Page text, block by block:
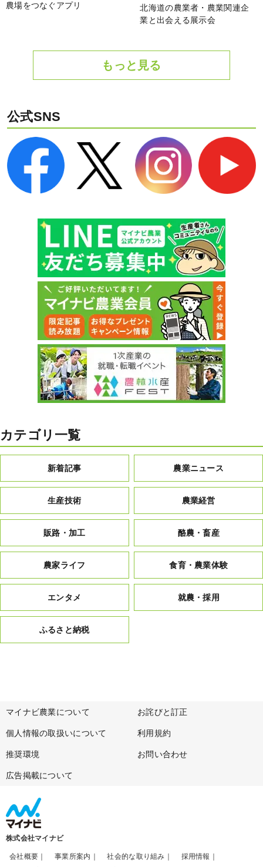
農場をつなぐアプリ
北海道の農業者・農業関連企
業と出会える展示会
もっと見る
公式SNS
カテゴリ一覧
新着記事 農業ニュース
生産技術 農業経営
販路・加工 酪農・畜産
農家ライフ 食育・農業体験
エンタメ 就農・採用
ふるさと納税
マイナビ農業について お詫びと訂正
個人情報の取扱いについて 利用規約
推奨環境 お問い合わせ
広告掲載について
株式会社マイナビ
会社概要 事業所案内 社会的な取り組み
採用情報